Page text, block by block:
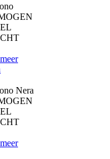
Nera